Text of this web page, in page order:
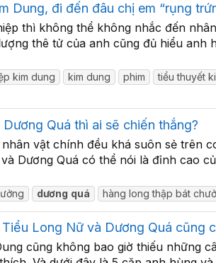
Dung, đi đến đâu chị em “rụng
thì không thể không nhắc đến
thê tử của anh cũng đủ hiểu
kim dung kim dung phim tiểu thuyết
Quá thì ai sẽ chiến thắng?
vật chính đều khá suôn sẻ trên
Dương Quá có thể nói là đỉnh cao
dương quá hàng long thập bát
Long Nữ và Dương Quá cũng
cũng không bao giờ thiếu những